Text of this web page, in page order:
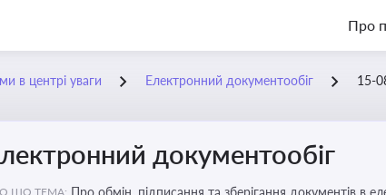
Про
в центрі уваги Електронний документообіг 15-
документообіг
ЩО ТЕМА: Про обмін, підписання та зберігання документів в